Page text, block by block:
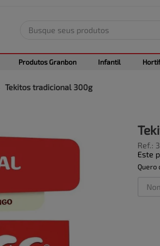
Produtos Granbon Infantil
Tekitos tradicional 300g
Ref.:
Este
Quero
leite
frango
carne